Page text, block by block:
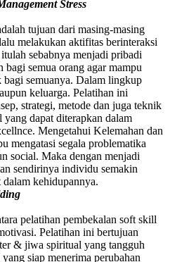
Stress
tujuan dari masing-masing
melakukan aktifitas berinteraksi
sebabnya menjadi pribadi
semua orang agar mampu
semuanya. Dalam lingkup
keluarga. Pelatihan ini
strategi, metode dan juga teknik
dapat diterapkan dalam
Mengetahui Kelemahan dan
mengatasi segala problematika
social. Maka dengan menjadi
sendirinya individu semakin
kehidupannya.
pelatihan pembekalan soft skill
Pelatihan ini bertujuan
& jiwa spiritual yang tangguh
siap menerima perubahan